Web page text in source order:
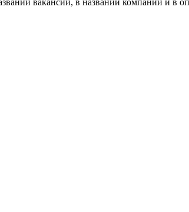
вакансии, в названии компании и в